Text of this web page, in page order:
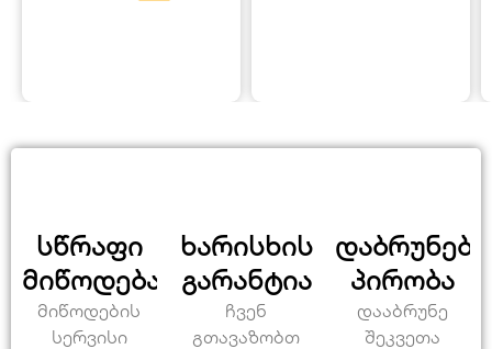
სწრაფი
მიწოდება
მიწოდების
სერვისი
ხარისხის
გარანტია
ჩვენ
გთავაზობთ
პირობა
დააბრუნე
შეკვეთა